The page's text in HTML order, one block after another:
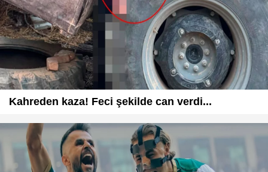
Kahreden kaza! Feci şekilde can verdi...